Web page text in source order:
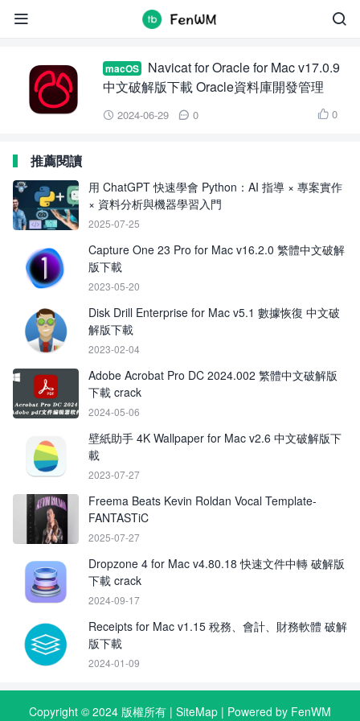


macOS
Navicat for Oracle for Mac v17.0.9
中文破解版下載 Oracle資料庫開發管理
 2024-06-29  0  0
推薦閱讀
用 ChatGPT 快速學會 Python：AI 指導 × 專案實作
× 資料分析與機器學習入門
2025-07-25
Capture One 23 Pro for Mac v16.2.0 繁體中文破解
版下載
2023-05-20
Disk Drill Enterprise for Mac v5.1 數據恢復 中文破
解版下載
2023-02-04
Adobe Acrobat Pro DC 2024.002 繁體中文破解版
下載 crack
2024-05-06
壁紙助手 4K Wallpaper for Mac v2.6 中文破解版下
載
2023-07-27
Freema Beats Kevin Roldan Vocal Template-
FANTASTiC
2025-07-27
Dropzone 4 for Mac v4.80.18 快速文件中轉 破解版
下載 crack
2024-09-17
Receipts for Mac v1.15 稅務、會計、財務軟體 破解
版下載
2024-01-09
Copyright © 2024 版權所有 | SiteMap | Powered by FenWM